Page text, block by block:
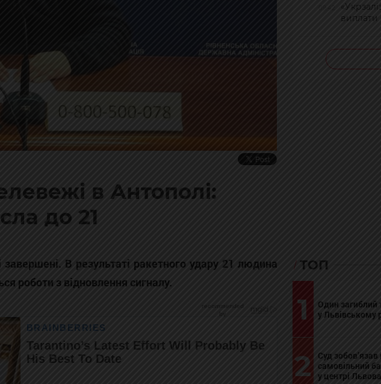
в Антополі:
до 21
В результаті ракетного удару 21 людина
роботи з відновлення сигналу.
виплати
ТОП
1
Один загиблий
у Львівському
2
Суд
самовільний
у центрі Львова